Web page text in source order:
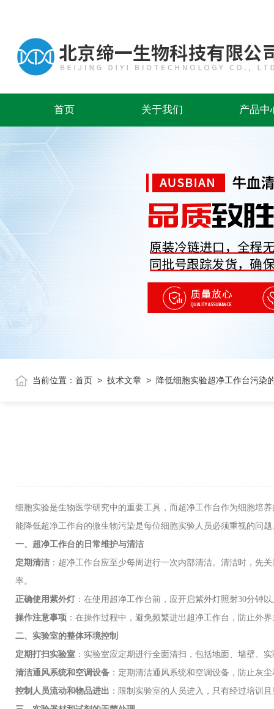
首页 关于我们 产品中
当前位置： 首页 > 技术文章 > 降低细胞实验超净工作台污染
细胞实验是生物医学研究中的重要工具，而超净工作台作为细胞培
能降低超净工作台的微生物污染是每位细胞实验人员必须重视的问
一、超净工作台的日常维护与清洁
定期清洁 ：超净工作台应至少每周进行一次内部清洁。清洁时，先
率。
正确使用紫外灯 ：在使用超净工作台前，应开启紫外灯照射30分钟
操作注意事项 ：在操作过程中，避免频繁进出超净工作台，防止外
二、实验室的整体环境控制
定期打扫实验室 ：实验室应定期进行全面清扫，包括地面、墙壁、
清洁通风系统和空调设备 ：定期清洁通风系统和空调设备，防止灰
控制人员流动和物品进出 ：限制实验室的人员进入，只有经过培训